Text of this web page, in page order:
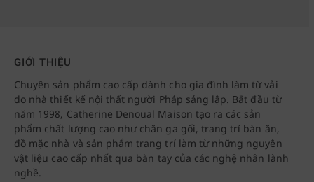
GIỚI THIỆU
Chuyên sản phẩm cao cấp dành cho gia đình làm từ vải
do nhà thiết kế nội thất người Pháp sáng lập. Bắt đầu từ
năm 1998, Catherine Denoual Maison tạo ra các sản
phẩm chất lượng cao như chăn ga gối, trang trí bàn ăn,
đồ mặc nhà và sản phẩm trang trí làm từ những nguyên
vật liệu cao cấp nhất qua bàn tay của các nghệ nhân lành
nghề.